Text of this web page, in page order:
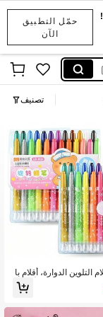
حمّل التطبيق
الآن
تصنيف
التلوين الدوارة، أقلام با
بدون فوضى للأطفال،
للرسم الفني للمدرسة ا
تلوين ملونة هدية للأط